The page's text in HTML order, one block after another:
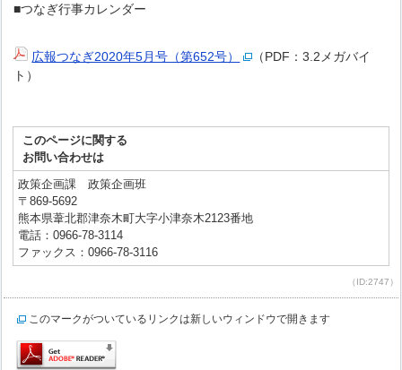
■つなぎ行事カレンダー
広報つなぎ2020年5月号（第652号）
（PDF：3.2メガバイ
ト）
このページに関する
お問い合わせは
政策企画課 政策企画班
〒869-5692
熊本県葦北郡津奈木町大字小津奈木2123番地
電話：0966-78-3114
ファックス：0966-78-3116
（ID:2747）
このマークがついているリンクは新しいウィンドウで開きます